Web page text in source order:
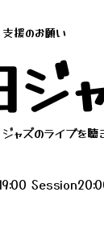
支援のお願い
ジ
ャズのライブを聴